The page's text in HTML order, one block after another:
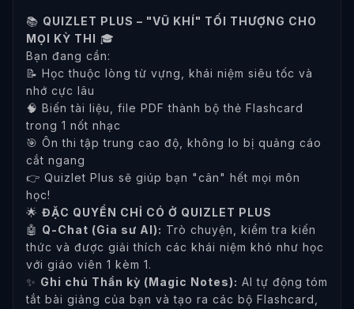
📚 QUIZLET PLUS – "VŨ KHÍ" TỐI THƯỢNG CHO
MỌI KỲ THI 🎓
Bạn đang cần:
📝 Học thuộc lòng từ vựng, khái niệm siêu tốc và
nhớ cực lâu
🧠 Biến tài liệu, file PDF thành bộ thẻ Flashcard
trong 1 nốt nhạc
🎯 Ôn thi tập trung cao độ, không lo bị quảng cáo
cắt ngang
👉 Quizlet Plus sẽ giúp bạn "cân" hết mọi môn
học!
🌟 ĐẶC QUYỀN CHỈ CÓ Ở QUIZLET PLUS
🤖 Q-Chat (Gia sư AI): Trò chuyện, kiểm tra kiến
thức và được giải thích các khái niệm khó như học
với giáo viên 1 kèm 1.
✨ Ghi chú Thần kỳ (Magic Notes): AI tự động tóm
tắt bài giảng của bạn và tạo ra các bộ Flashcard,